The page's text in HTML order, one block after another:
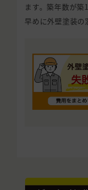
ます。築年数が
早めに外壁塗装の